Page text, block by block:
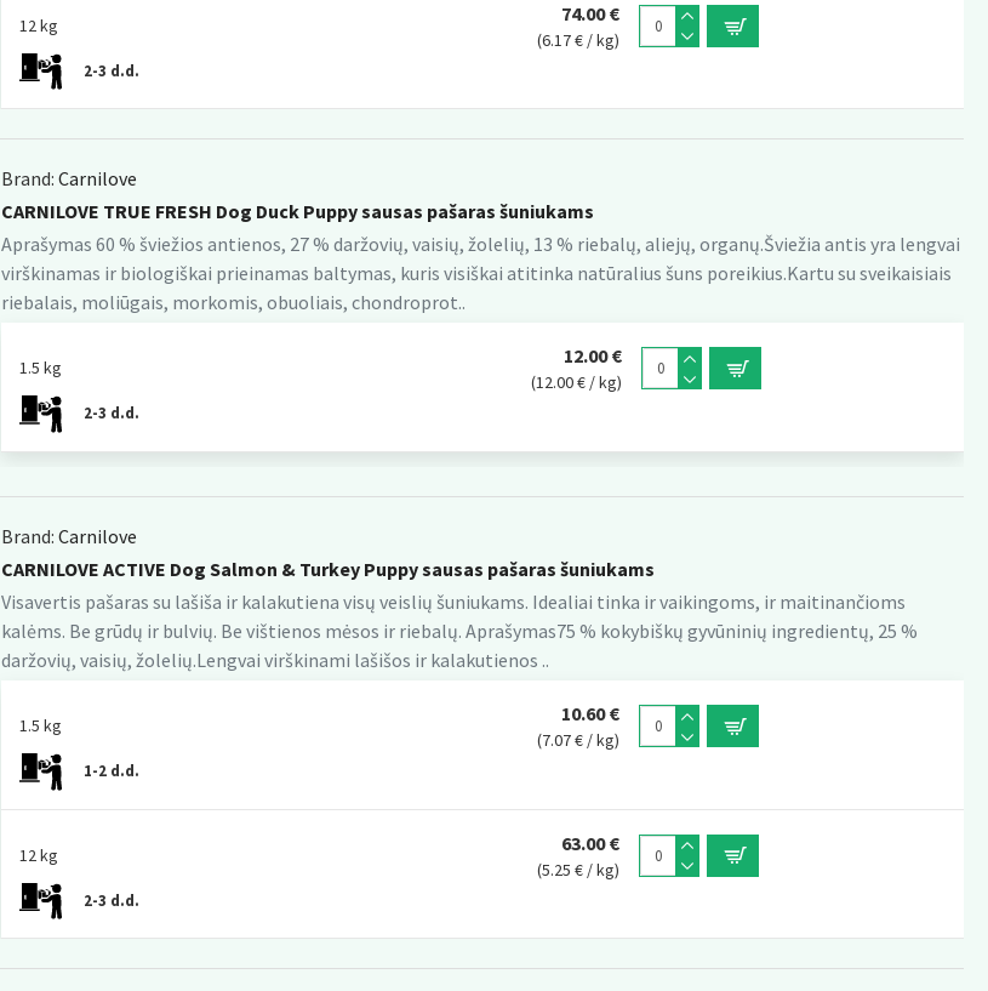
12 kg
2-3 d.d.
74.00 €
(6.17 € / kg)
Brand: Carnilove
CARNILOVE TRUE FRESH Dog Duck Puppy sausas pašaras šuniukams
Aprašymas 60 % šviežios antienos, 27 % daržovių, vaisių, žolelių, 13 % riebalų, aliejų, organų.Šviežia antis yra lengvai
virškinamas ir biologiškai prieinamas baltymas, kuris visiškai atitinka natūralius šuns poreikius.Kartu su sveikaisiais
riebalais, moliūgais, morkomis, obuoliais, chondroprot..
1.5 kg
2-3 d.d.
12.00 €
(12.00 € / kg)
Brand: Carnilove
CARNILOVE ACTIVE Dog Salmon & Turkey Puppy sausas pašaras šuniukams
Visavertis pašaras su lašiša ir kalakutiena visų veislių šuniukams. Idealiai tinka ir vaikingoms, ir maitinančioms
kalėms. Be grūdų ir bulvių. Be vištienos mėsos ir riebalų. Aprašymas75 % kokybiškų gyvūninių ingredientų, 25 %
daržovių, vaisių, žolelių.Lengvai virškinami lašišos ir kalakutienos ..
1.5 kg
1-2 d.d.
10.60 €
(7.07 € / kg)
12 kg
2-3 d.d.
63.00 €
(5.25 € / kg)